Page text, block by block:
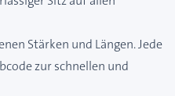
Stärken und Längen. Jede
zur schnellen und